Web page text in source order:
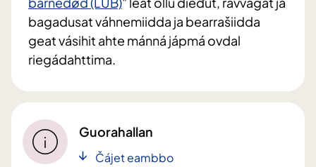
bagadusat váhnemiidda ja bearrašiidda
geat vásihit ahte mánná jápmá ovdal
riegádahttima.
Guorahallan
Čájet eambbo